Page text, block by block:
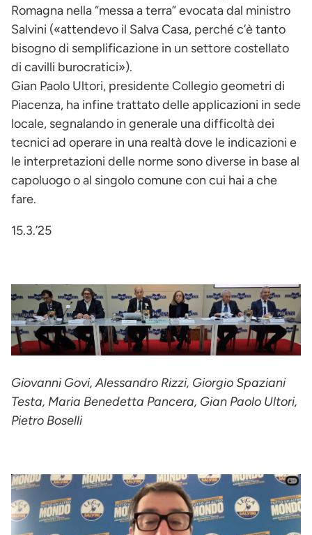
Romagna nella “messa a terra” evocata dal ministro
Salvini («attendevo il Salva Casa, perché c’è tanto
bisogno di semplificazione in un settore costellato
di cavilli burocratici»).
Gian Paolo Ultori, presidente Collegio geometri di
Piacenza, ha infine trattato delle applicazioni in sede
locale, segnalando in generale una difficoltà dei
tecnici ad operare in una realtà dove le indicazioni e
le interpretazioni delle norme sono diverse in base al
capoluogo o al singolo comune con cui hai a che
fare.
15.3.’25
Giovanni Govi, Alessandro Rizzi, Giorgio Spaziani
Testa, Maria Benedetta Pancera, Gian Paolo Ultori,
Pietro Boselli